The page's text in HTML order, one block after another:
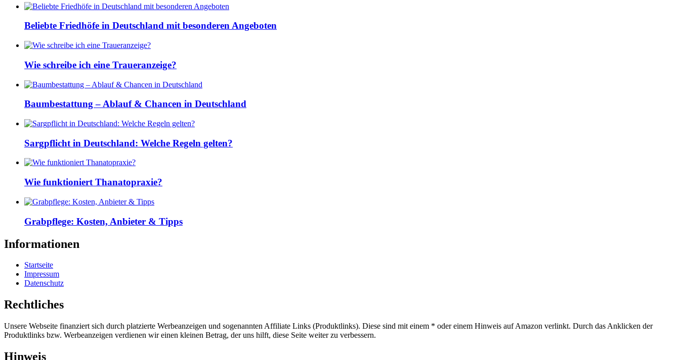
Beliebte Friedhöfe in Deutschland mit besonderen Angeboten
Wie schreibe ich eine Traueranzeige?
Baumbestattung – Ablauf & Chancen in Deutschland
Sargpflicht in Deutschland: Welche Regeln gelten?
Wie funktioniert Thanatopraxie?
Grabpflege: Kosten, Anbieter & Tipps
Informationen
Startseite
Impressum
Datenschutz
Rechtliches
Unsere Webseite finanziert sich durch platzierte Werbeanzeigen und sogenannten Affiliate Links (Produktlinks). Diese sind mit einem * oder einem Hinweis auf Amazon verlinkt. Durch das Anklicken der
Produktlinks bzw. Werbeanzeigen verdienen wir einen kleinen Betrag, der uns hilft, diese Seite weiter zu verbessern.
Hinweis